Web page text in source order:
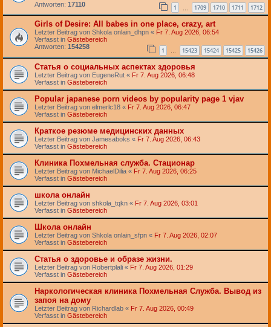
Antworten: 17110 1 1709 1710 1711 1712
Girls of Desire: All babes in one place, crazy, art
Letzter Beitrag von Shkola onlain_dhpn « Fr 7. Aug 2026, 06:54
Verfasst in Gästebereich
Antworten: 154258 1 15423 15424 15425 15426
Статья о социальных аспектах здоровья
Letzter Beitrag von EugeneRut « Fr 7. Aug 2026, 06:48
Verfasst in Gästebereich
Popular japanese porn videos by popularity page 1 vjav
Letzter Beitrag von elmerlc18 « Fr 7. Aug 2026, 06:47
Verfasst in Gästebereich
Краткое резюме медицинских данных
Letzter Beitrag von Jamesaboks « Fr 7. Aug 2026, 06:43
Verfasst in Gästebereich
Клиника Похмельная служба. Стационар
Letzter Beitrag von MichaelDilia « Fr 7. Aug 2026, 06:25
Verfasst in Gästebereich
школа онлайн
Letzter Beitrag von shkola_tqkn « Fr 7. Aug 2026, 03:01
Verfasst in Gästebereich
Школа онлайн
Letzter Beitrag von Shkola onlain_sfpn « Fr 7. Aug 2026, 02:07
Verfasst in Gästebereich
Статья о здоровье и образе жизни.
Letzter Beitrag von Robertplali « Fr 7. Aug 2026, 01:29
Verfasst in Gästebereich
Наркологическая клиника Похмельная Служба. Вывод из
запоя на дому
Letzter Beitrag von Richardlab « Fr 7. Aug 2026, 00:49
Verfasst in Gästebereich